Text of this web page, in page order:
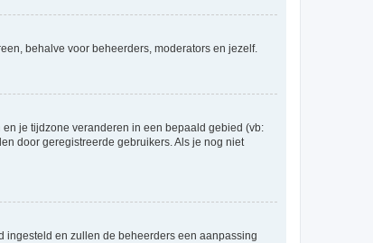
behalve voor beheerders, moderators en jezelf.
je tijdzone veranderen in een bepaald gebied (vb:
door geregistreerde gebruikers. Als je nog niet
ingesteld en zullen de beheerders een aanpassing